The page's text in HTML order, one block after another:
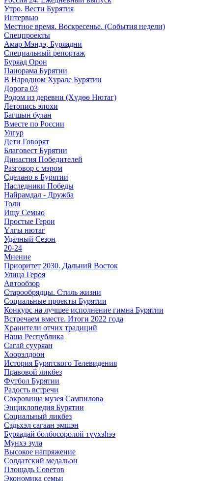
Утро. Вести Бурятия
Интервью
Местное время. Воскресенье. (События недели)
Спецпроекты
Амар Мэндэ, Буряадни
Специальный репортаж
Буряад Орон
Панорама Бурятии
В Народном Хурале Бурятии
Дорога 03
Родом из деревни (Хүдөө Нютаг)
Летопись эпохи
Багшын булан
Вместе по России
Улгур
Дети Говорят
Благовест Бурятии
Династия Победителей
Разговор с мэром
Сделано в Бурятии
Наследники Победы
Найрамдал - Дружба
Толи
Ищу Cемью
Простые Герои
Үлгы нютаг
Удачный Сезон
20-24
Мнение
Приоритет 2030. Дальний Восток
Улица Героя
Автообзор
Старообрядцы. Cтиль жизни
Социальные проекты Бурятии
Конкурс на лучшее исполнение гимна Бурятии
Встречаем вместе. Итоги 2022 года
Хранители отчих традиций
Наша Республика
Сагай сууряан
Хоорэлдоон
История Бурятского Телевидения
Правовой ликбез
Футбол Бурятии
Радость встречи
Сокровища музея Сампилова
Энциклопедия Бурятии
Социальный ликбез
Сэдьхэл сагаан эмшэн
Буряадай болбосоролой түүхэhээ
Мунхэ зула
Высокое напряжение
Солдатский медальон
Площадь Советов
Экономика семьи